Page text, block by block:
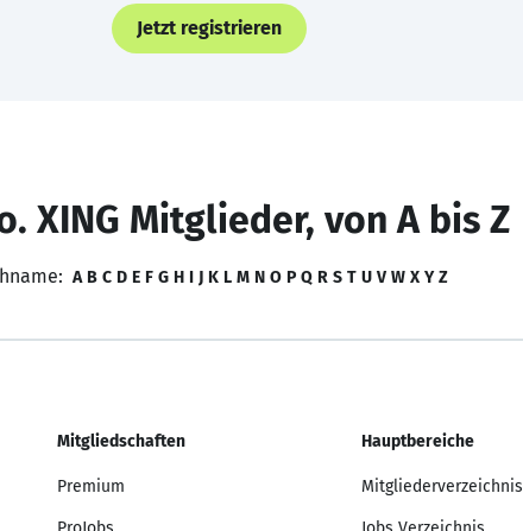
Jetzt registrieren
XING Mitglieder, von A bis Z
A B C D E F G H I J K L M N O P Q R S T U V W X Y Z
Mitgliedschaften
Premium
Hauptbereiche
Mitgliederverzeichnis